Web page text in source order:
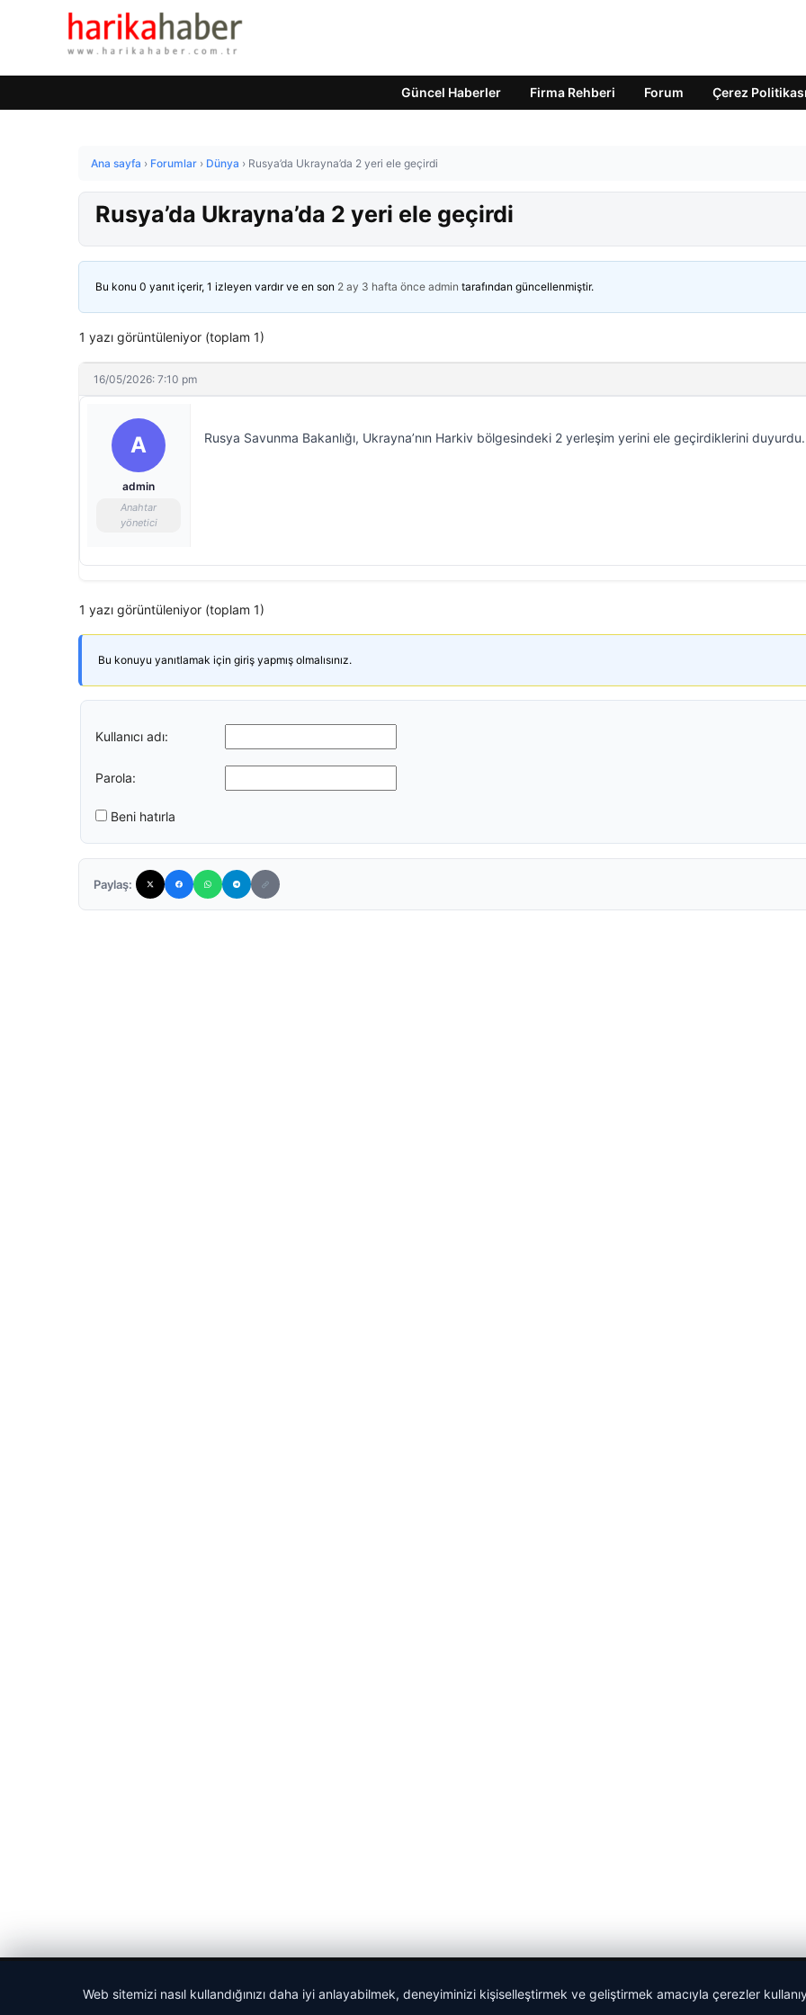
Güncel Haberler Firma Rehberi Forum Çerez Politikası
Ana sayfa › Forumlar › Dünya › Rusya’da Ukrayna’da 2 yeri ele geçirdi
Rusya’da Ukrayna’da 2 yeri ele geçirdi
Bu konu 0 yanıt içerir, 1 izleyen vardır ve en son 2 ay 3 hafta önce admin tarafından güncellenmiştir.
1 yazı görüntüleniyor (toplam 1)
16/05/2026: 7:10 pm
A
admin
Anahtar
yönetici
Rusya Savunma Bakanlığı, Ukrayna’nın Harkiv bölgesindeki 2 yerleşim yerini ele geçirdiklerini duyurdu.
1 yazı görüntüleniyor (toplam 1)
Bu konuyu yanıtlamak için giriş yapmış olmalısınız.
Kullanıcı adı:
Parola:
Beni hatırla
Paylaş:
Web sitemizi nasıl kullandığınızı daha iyi anlayabilmek, deneyiminizi kişiselleştirmek ve geliştirmek amacıyla çerezler